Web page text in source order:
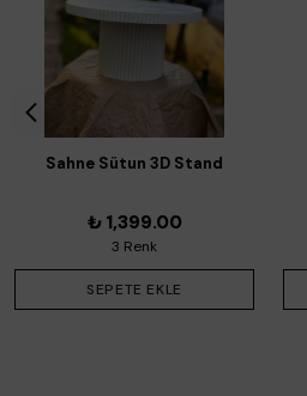
Sahne Sütun 3D Stand
₺ 1,399.00
3 Renk
SEPETE EKLE